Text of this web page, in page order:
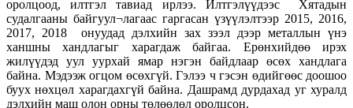
оролцоод, илтгэл тавиад ирлээ. Илтгэлүүдээс Хятадын
судалгааны байгуул¬лагаас гаргасан үзүүлэлтээр 2015, 2016,
2017, 2018 онуудад дэлхийн зах зээл дээр металлын үнэ
ханшны хандлагыг харагдаж байгаа. Ерөнхийдөө ирэх
жилүүдэд уул уурхай ямар нэгэн байдлаар өсөх хандлага
байна. Мэдээж огцом өсөхгүй. Гэлээ ч гэсэн өдийгөөс доошоо
буух нөхцөл харагдахгүй байна. Дашрамд дурдахад уг хуралд
дэлхийн маш олон орны төлөөлөл оролцсон.